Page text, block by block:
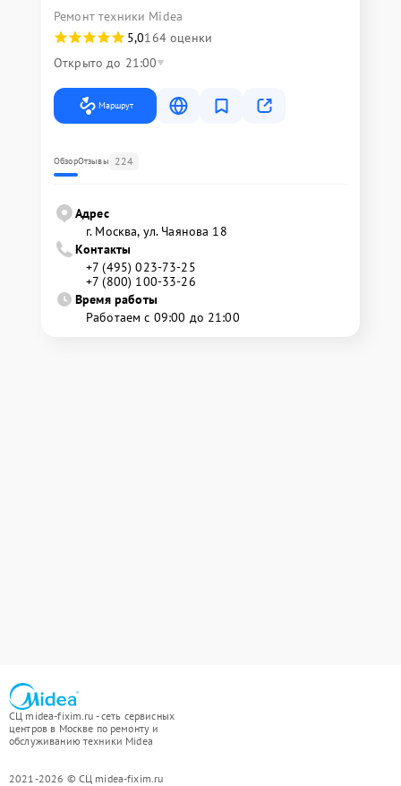
Ремонт техники Midea
5,0164 оценки
Открыто до 21:00
Маршрут
ОбзорОтзывы 224
Адрес
г. Москва, ул. Чаянова 18
Контакты
+7 (495) 023-73-25
+7 (800) 100-33-26
Время работы
Работаем с 09:00 до 21:00
СЦ midea-fixim.ru - сеть сервисных
центров в Москве по ремонту и
обслуживанию техники Midea
2021-2026 © СЦ midea-fixim.ru